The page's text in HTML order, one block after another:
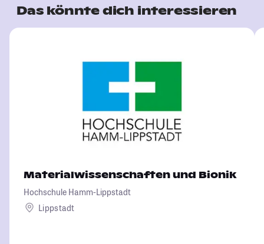
Das könnte dich interessieren
Materialwissenschaften und Bionik
Hochschule Hamm-Lippstadt
Lippstadt